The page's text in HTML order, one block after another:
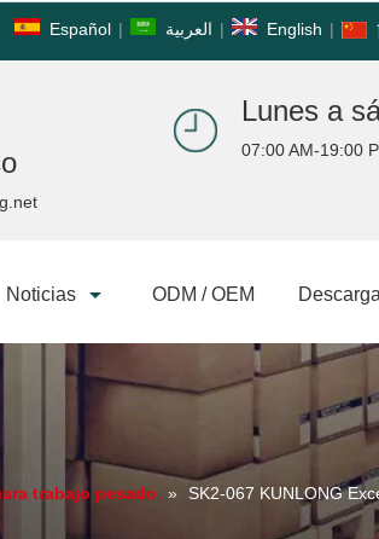
Español | العربية | English |
Lunes a
07:00 AM-19:00
Noticias ODM / OEM
trabajo pesado » SK2-067 KUNLONG